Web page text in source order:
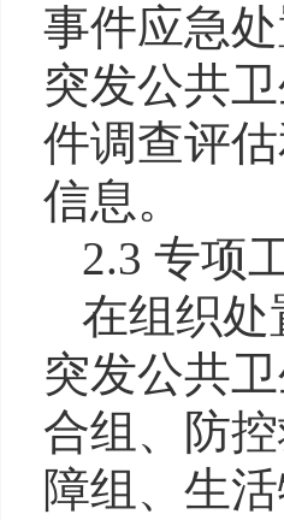
事件应急
突发公共
件调查评
信息。
2.3 专项
在组织处
突发公共
合组、防
障组、生